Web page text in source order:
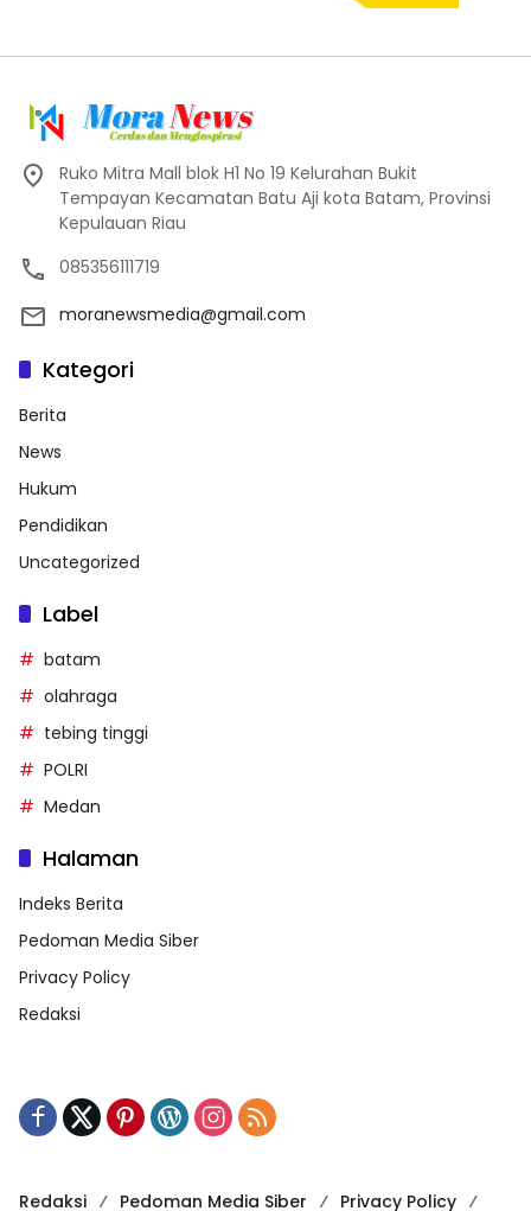
Ruko Mitra Mall blok H1 No 19 Kelurahan Bukit
Tempayan Kecamatan Batu Aji kota Batam, Provinsi
Kepulauan Riau
085356111719
moranewsmedia@gmail.com
Kategori
Berita
News
Hukum
Pendidikan
Uncategorized
Label
batam
olahraga
tebing tinggi
POLRI
Medan
Halaman
Indeks Berita
Pedoman Media Siber
Privacy Policy
Redaksi
Redaksi Pedoman Media Siber Privacy Policy